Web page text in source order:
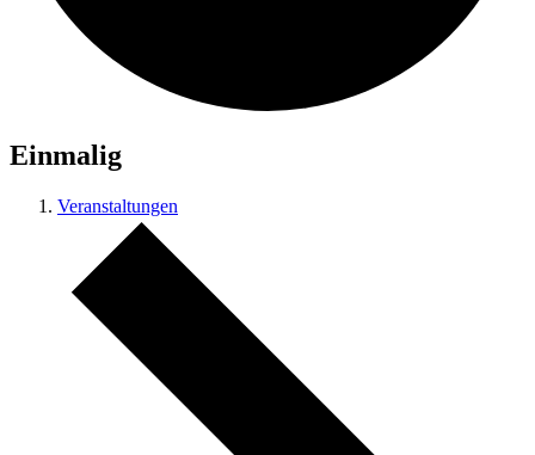
Einmalig
Veranstaltungen